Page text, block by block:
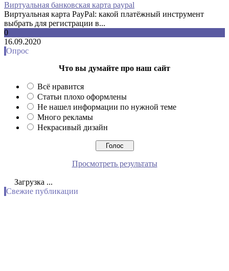
Виртуальная банковская карта paypal
Виртуальная карта PayPal: какой платёжный инструмент
выбрать для регистрации в...
0
16.09.2020
Опрос
Что вы думайте про наш сайт
Всё нравится
Статьи плохо оформлены
Не нашел информации по нужной теме
Много рекламы
Некрасивый дизайн
Просмотреть результаты
Загрузка ...
Свежие публикации